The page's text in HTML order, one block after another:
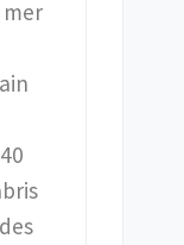
mer